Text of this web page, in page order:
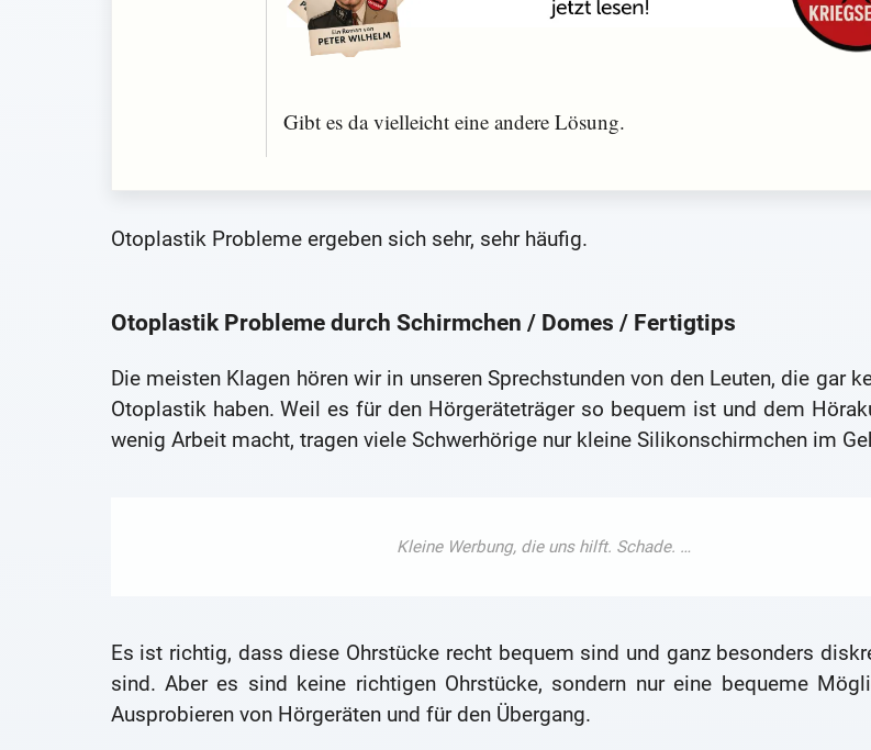
Gibt es da vielleicht eine andere Lösung.
Otoplastik Probleme ergeben sich sehr, sehr häufig.
Otoplastik Probleme durch Schirmchen / Domes / Fertigtips
Die meisten Klagen hören wir in unseren Sprechstunden von den Leuten, die gar
Otoplastik haben. Weil es für den Hörgeräteträger so bequem ist und dem
wenig Arbeit macht, tragen viele Schwerhörige nur kleine Silikonschirmchen im
Es ist richtig, dass diese Ohrstücke recht bequem sind und ganz besonders
sind. Aber es sind keine richtigen Ohrstücke, sondern nur eine bequeme
Ausprobieren von Hörgeräten und für den Übergang.